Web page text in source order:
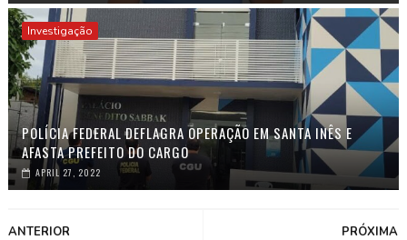
Investigação
POLÍCIA FEDERAL DEFLAGRA OPERAÇÃO EM SANTA INÊS E
AFASTA PREFEITO DO CARGO
APRIL 27, 2022
PRÓXIMA
ANTERIOR